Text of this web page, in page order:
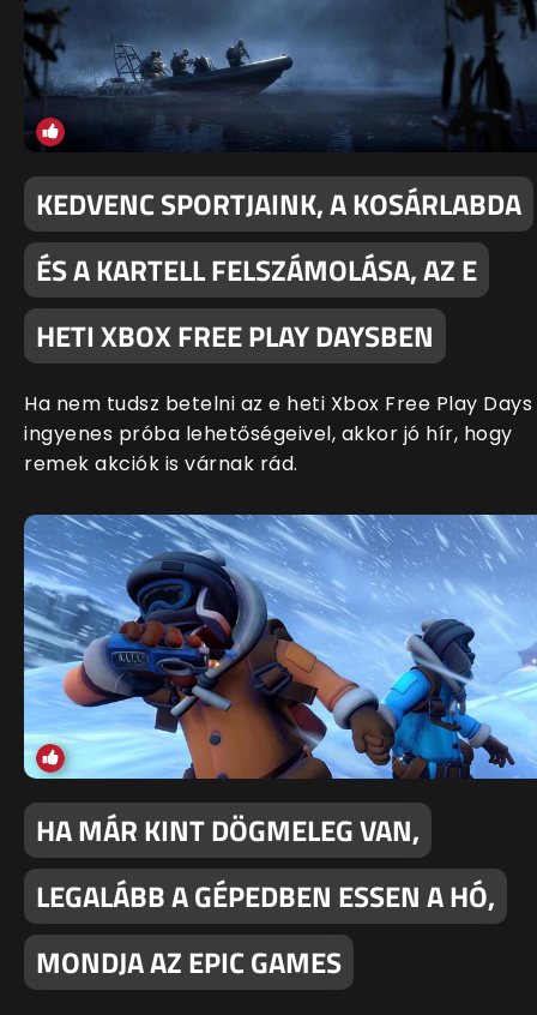
KEDVENC SPORTJAINK, A KOSÁRLABDA
ÉS A KARTELL FELSZÁMOLÁSA, AZ E
HETI XBOX FREE PLAY DAYSBEN
Ha nem tudsz betelni az e heti Xbox Free Play Days
ingyenes próba lehetőségeivel, akkor jó hír, hogy
remek akciók is várnak rád.
HA MÁR KINT DÖGMELEG VAN,
LEGALÁBB A GÉPEDBEN ESSEN A HÓ,
MONDJA AZ EPIC GAMES